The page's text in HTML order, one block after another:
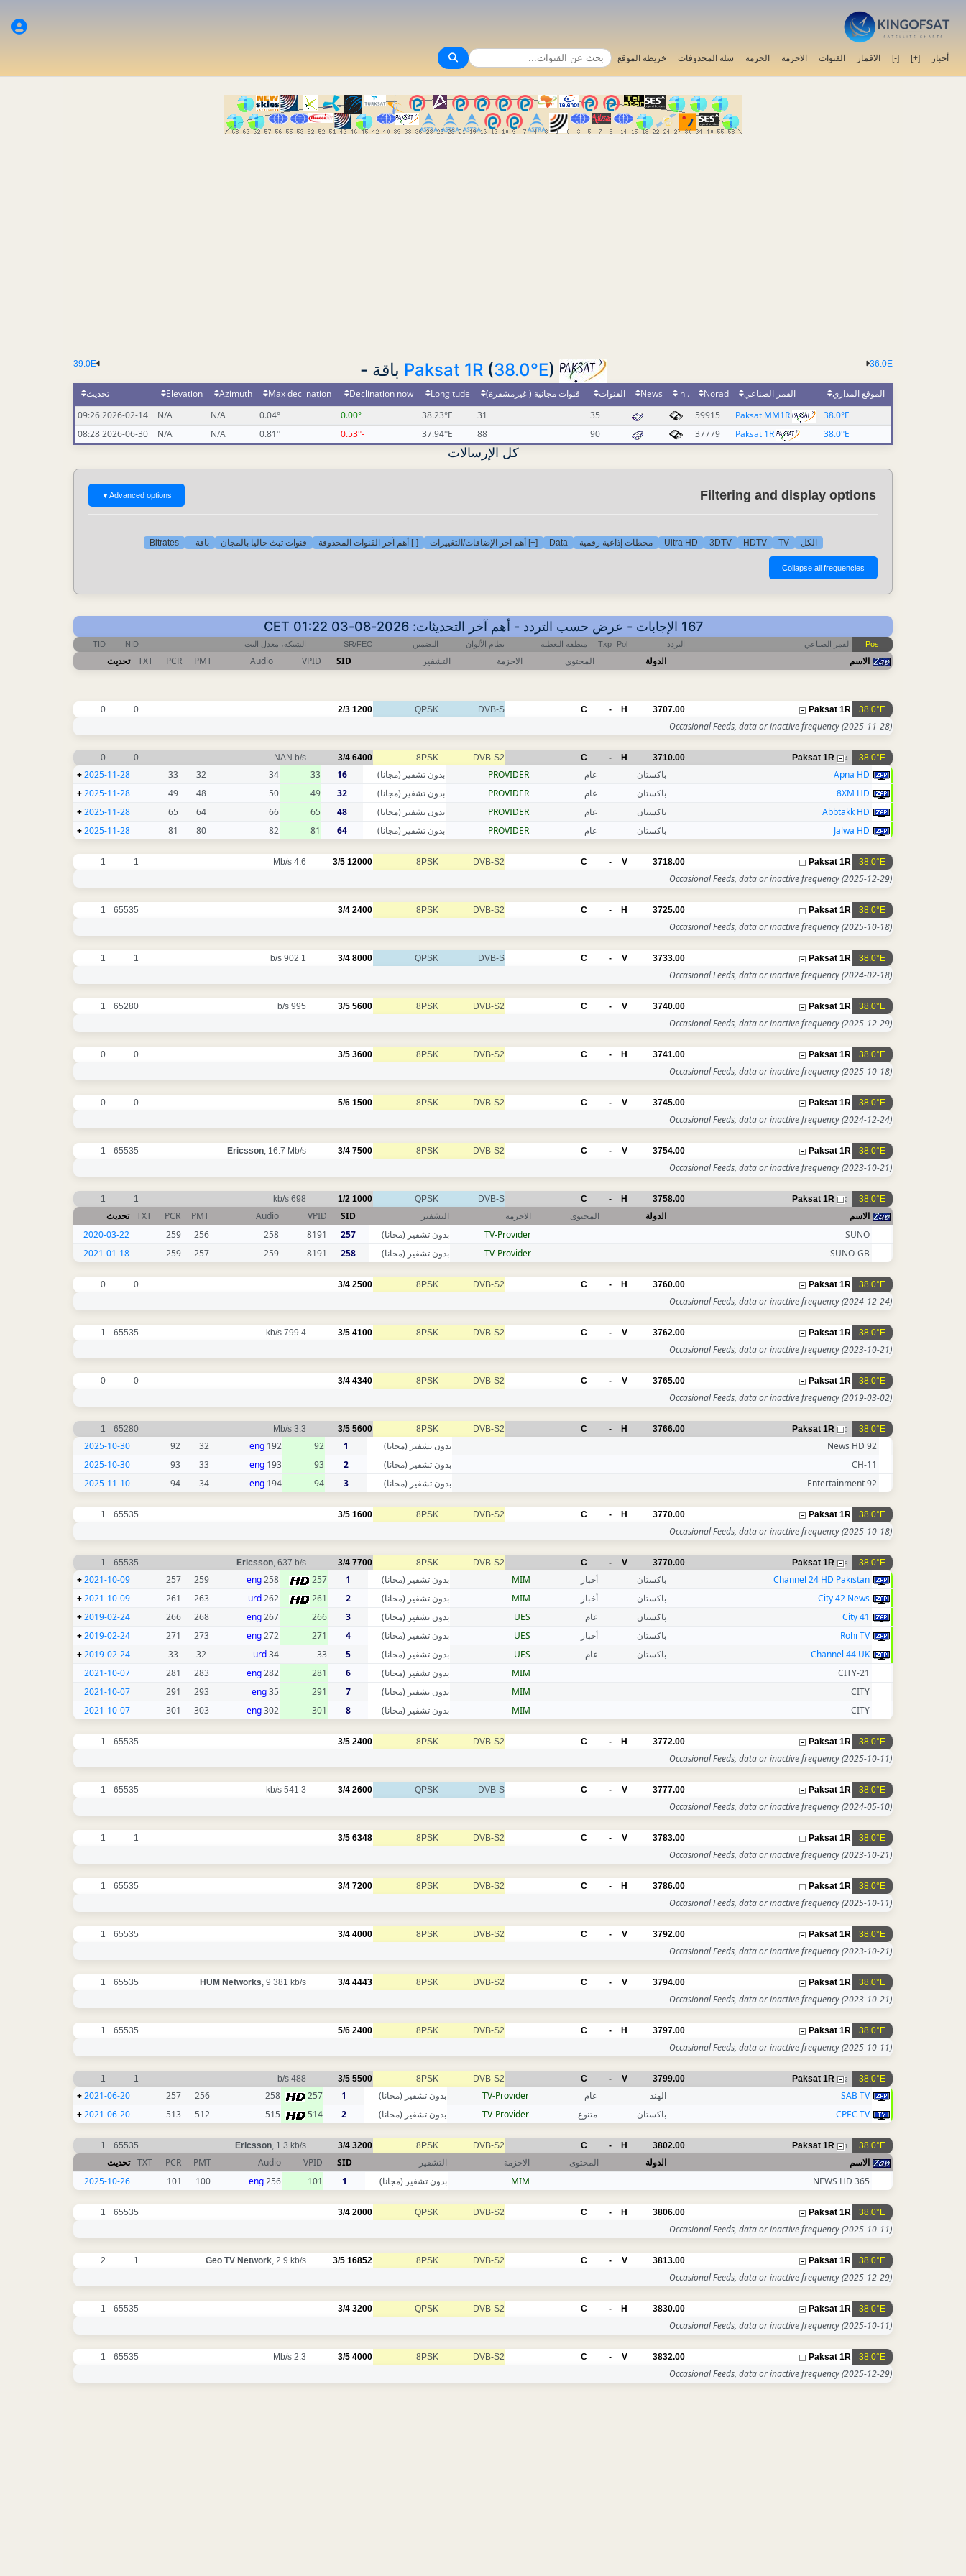
أخبار [+]
[-] الاقمار القنوات الاحزمة الحزمة سلة المحذوفات خريطة الموقع
36.0E
39.0E Paksat 1R(38.0°E) باقة -
الموقع المداري القمر الصناعي Norad
.ini
News القنوات قنوات مجانية ( غيرمشفرة) Longitude
Declination now
Max declination
Azimuth
Elevation
تحديث
38.0°E
Paksat MM1R
59915
35
31
38.23°E
0.00°
0.04°
N/A
N/A
2026-02-14 09:26
38.0°E
Paksat 1R
37779
90
88
37.94°E
-0.53°
0.81°
N/A
N/A
2026-06-30 08:28
كل الإرسالات
Filtering and display options
Advanced options
▼
الكل TV
HDTV
3DTV
Ultra HD محطات إذاعية رقمية Data [+] أهم آخر الإضافات/التغييرات [-] أهم آخر القنوات المحذوفة قنوات تبث حاليا بالمجان باقة - Bitrates
167 الإجابات - عرض حسب التردد - أهم آخر التحديثات: 2026-08-03 01:22 CET
Pos القمر الصناعي التردد Pol
Txp منطقة التغطية نظام الألوان التضمين SR/FEC الشبكة، معدل البت NID
TID
الاسم الدولة المحتوى الاحزمة التشفير SID
VPID
Audio
PMT
PCR
TXT تحديث
38.0°E
Paksat 1R
3707.00
H
-
C
DVB-S
QPSK
1200
2/3
0
0
Occasional Feeds, data or inactive frequency(2025-11-28)
38.0°E
Paksat 1R 4
3710.00
H
-
C
DVB-S2
8PSK
6400
3/4
NAN b/s
0
0
Apna HD باكستان عام PROVIDER بدون تشفير (مجانا) 16
33
34
32
33
2025-11-28
+
8XM HD
باكستان عام PROVIDER بدون تشفير (مجانا) 32
49
50
48
49
2025-11-28
+
Abbtakk HD
باكستان عام PROVIDER بدون تشفير (مجانا) 48
65
66
64
65
2025-11-28
+
Jalwa HD
باكستان عام PROVIDER بدون تشفير (مجانا) 64
81
82
80
81
2025-11-28
+
38.0°E
Paksat 1R
3718.00
V
-
C
DVB-S2
8PSK
12000
3/5
4.6 Mb/s
1
1
Occasional Feeds, data or inactive frequency(2025-12-29)
38.0°E
Paksat 1R
3725.00
H
-
C
DVB-S2
8PSK
2400
3/4
65535
1
Occasional Feeds, data or inactive frequency(2025-10-18)
38.0°E
Paksat 1R
3733.00
V
-
C
DVB-S
QPSK
8000
3/4
1 902 b/s
1
1
Occasional Feeds, data or inactive frequency(2024-02-18)
38.0°E
Paksat 1R
3740.00
V
-
C
DVB-S2
8PSK
5600
3/5
995 b/s
65280
1
Occasional Feeds, data or inactive frequency(2025-12-29)
38.0°E
Paksat 1R
3741.00
H
-
C
DVB-S2
8PSK
3600
3/5
0
0
Occasional Feeds, data or inactive frequency(2025-10-18)
38.0°E
Paksat 1R
3745.00
V
-
C
DVB-S2
8PSK
1500
5/6
0
0
Occasional Feeds, data or inactive frequency(2024-12-24)
38.0°E
Paksat 1R
3754.00
V
-
C
DVB-S2
8PSK
7500
3/4
Ericsson, 16.7 Mb/s
65535
1
Occasional Feeds, data or inactive frequency(2023-10-21)
38.0°E
Paksat 1R 2
3758.00
H
-
C
DVB-S
QPSK
1000
1/2
698 kb/s
1
1
الاسم الدولة المحتوى الاحزمة التشفير SID
VPID
Audio
PMT
PCR
TXT تحديث
SUNO
TV-Provider بدون تشفير (مجانا) 257
8191
258
256
259
2020-03-22
SUNO-GB
TV-Provider بدون تشفير (مجانا) 258
8191
259
257
259
2021-01-18
38.0°E
Paksat 1R
3760.00
H
-
C
DVB-S2
8PSK
2500
3/4
0
0
Occasional Feeds, data or inactive frequency(2024-12-24)
38.0°E
Paksat 1R
3762.00
V
-
C
DVB-S2
8PSK
4100
3/5
4 799 kb/s
65535
1
Occasional Feeds, data or inactive frequency(2023-10-21)
38.0°E
Paksat 1R
3765.00
V
-
C
DVB-S2
8PSK
4340
3/4
0
0
Occasional Feeds, data or inactive frequency(2019-03-02)
38.0°E
Paksat 1R 3
3766.00
H
-
C
DVB-S2
8PSK
5600
3/5
3.3 Mb/s
65280
1
92 News HD بدون تشفير (مجانا) 1
92
192
eng
32
92
2025-10-30
CH-11
بدون تشفير (مجانا) 2
93
193
eng
33
93
2025-10-30
92 Entertainment
بدون تشفير (مجانا) 3
94
194
eng
34
94
2025-11-10
38.0°E
Paksat 1R
3770.00
H
-
C
DVB-S2
8PSK
1600
3/5
65535
1
Occasional Feeds, data or inactive frequency(2025-10-18)
38.0°E
Paksat 1R 8
3770.00
V
-
C
DVB-S2
8PSK
7700
3/4
Ericsson, 637 b/s
65535
1
Channel 24 HD Pakistan باكستان أخبار MIM بدون تشفير (مجانا) 1
257
258
eng
259
257
2021-10-09
+
City 42 News
باكستان أخبار MIM بدون تشفير (مجانا) 2
261
262
urd
263
261
2021-10-09
+
City 41
باكستان عام UES بدون تشفير (مجانا) 3
266
267
eng
268
266
2019-02-24
+
Rohi TV
باكستان أخبار UES بدون تشفير (مجانا) 4
271
272
eng
273
271
2019-02-24
+
Channel 44 UK
باكستان عام UES بدون تشفير (مجانا) 5
33
34
urd
32
33
2019-02-24
+
CITY-21
MIM بدون تشفير (مجانا) 6
281
282
eng
283
281
2021-10-07
CITY
MIM بدون تشفير (مجانا) 7
291
35
eng
293
291
2021-10-07
CITY
MIM بدون تشفير (مجانا) 8
301
302
eng
303
301
2021-10-07
38.0°E
Paksat 1R
3772.00
H
-
C
DVB-S2
8PSK
2400
3/5
65535
1
Occasional Feeds, data or inactive frequency(2025-10-11)
38.0°E
Paksat 1R
3777.00
V
-
C
DVB-S
QPSK
2600
3/4
3 541 kb/s
65535
1
Occasional Feeds, data or inactive frequency(2024-05-10)
38.0°E
Paksat 1R
3783.00
V
-
C
DVB-S2
8PSK
6348
3/5
1
1
Occasional Feeds, data or inactive frequency(2023-10-21)
38.0°E
Paksat 1R
3786.00
H
-
C
DVB-S2
8PSK
7200
3/4
65535
1
Occasional Feeds, data or inactive frequency(2025-10-11)
38.0°E
Paksat 1R
3792.00
V
-
C
DVB-S2
8PSK
4000
3/4
65535
1
Occasional Feeds, data or inactive frequency(2023-10-21)
38.0°E
Paksat 1R
3794.00
V
-
C
DVB-S2
8PSK
4443
3/4
HUM Networks, 9 381 kb/s
65535
1
Occasional Feeds, data or inactive frequency(2023-10-21)
38.0°E
Paksat 1R
3797.00
H
-
C
DVB-S2
8PSK
2400
5/6
65535
1
Occasional Feeds, data or inactive frequency(2025-10-11)
38.0°E
Paksat 1R 2
3799.00
V
-
C
DVB-S2
8PSK
5500
3/5
488 b/s
1
1
SAB TV الهند عام TV-Provider بدون تشفير (مجانا) 1
257
258
256
257
2021-06-20
+
CPEC TV
باكستان متنوع TV-Provider بدون تشفير (مجانا) 2
514
515
512
513
2021-06-20
+
38.0°E
Paksat 1R 1
3802.00
H
-
C
DVB-S2
8PSK
3200
3/4
Ericsson, 1.3 kb/s
65535
1
الاسم الدولة المحتوى الاحزمة التشفير SID
VPID
Audio
PMT
PCR
TXT تحديث
365 NEWS HD
MIM بدون تشفير (مجانا) 1
101
256
eng
100
101
2025-10-26
38.0°E
Paksat 1R
3806.00
H
-
C
DVB-S2
QPSK
2000
3/4
65535
1
Occasional Feeds, data or inactive frequency(2025-10-11)
38.0°E
Paksat 1R
3813.00
V
-
C
DVB-S2
8PSK
16852
3/5
Geo TV Network, 2.9 kb/s
1
2
Occasional Feeds, data or inactive frequency(2025-12-29)
38.0°E
Paksat 1R
3830.00
H
-
C
DVB-S2
QPSK
3200
3/4
65535
1
Occasional Feeds, data or inactive frequency(2025-10-11)
38.0°E
Paksat 1R
3832.00
V
-
C
DVB-S2
8PSK
4000
3/5
2.3 Mb/s
65535
1
Occasional Feeds, data or inactive frequency(2025-12-29)